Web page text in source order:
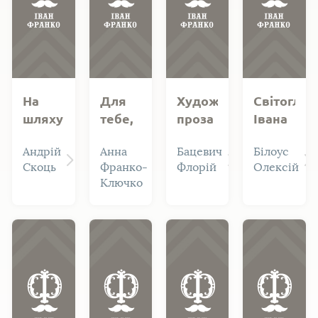
Івана
Франка
На
шляху
франкознавчі
студії
Андрій
Скоць
Для
тебе,
Анна
Франко-
Ключко
Художня
проза
Франка
у
лінгвістики
Бацевич
Флорій
Світогляд
Івана
Білоус
Олексій